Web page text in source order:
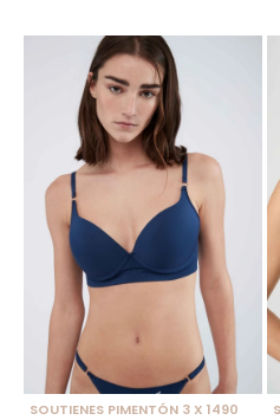
SOUTIENES PIMENTÓN 3 X 1490